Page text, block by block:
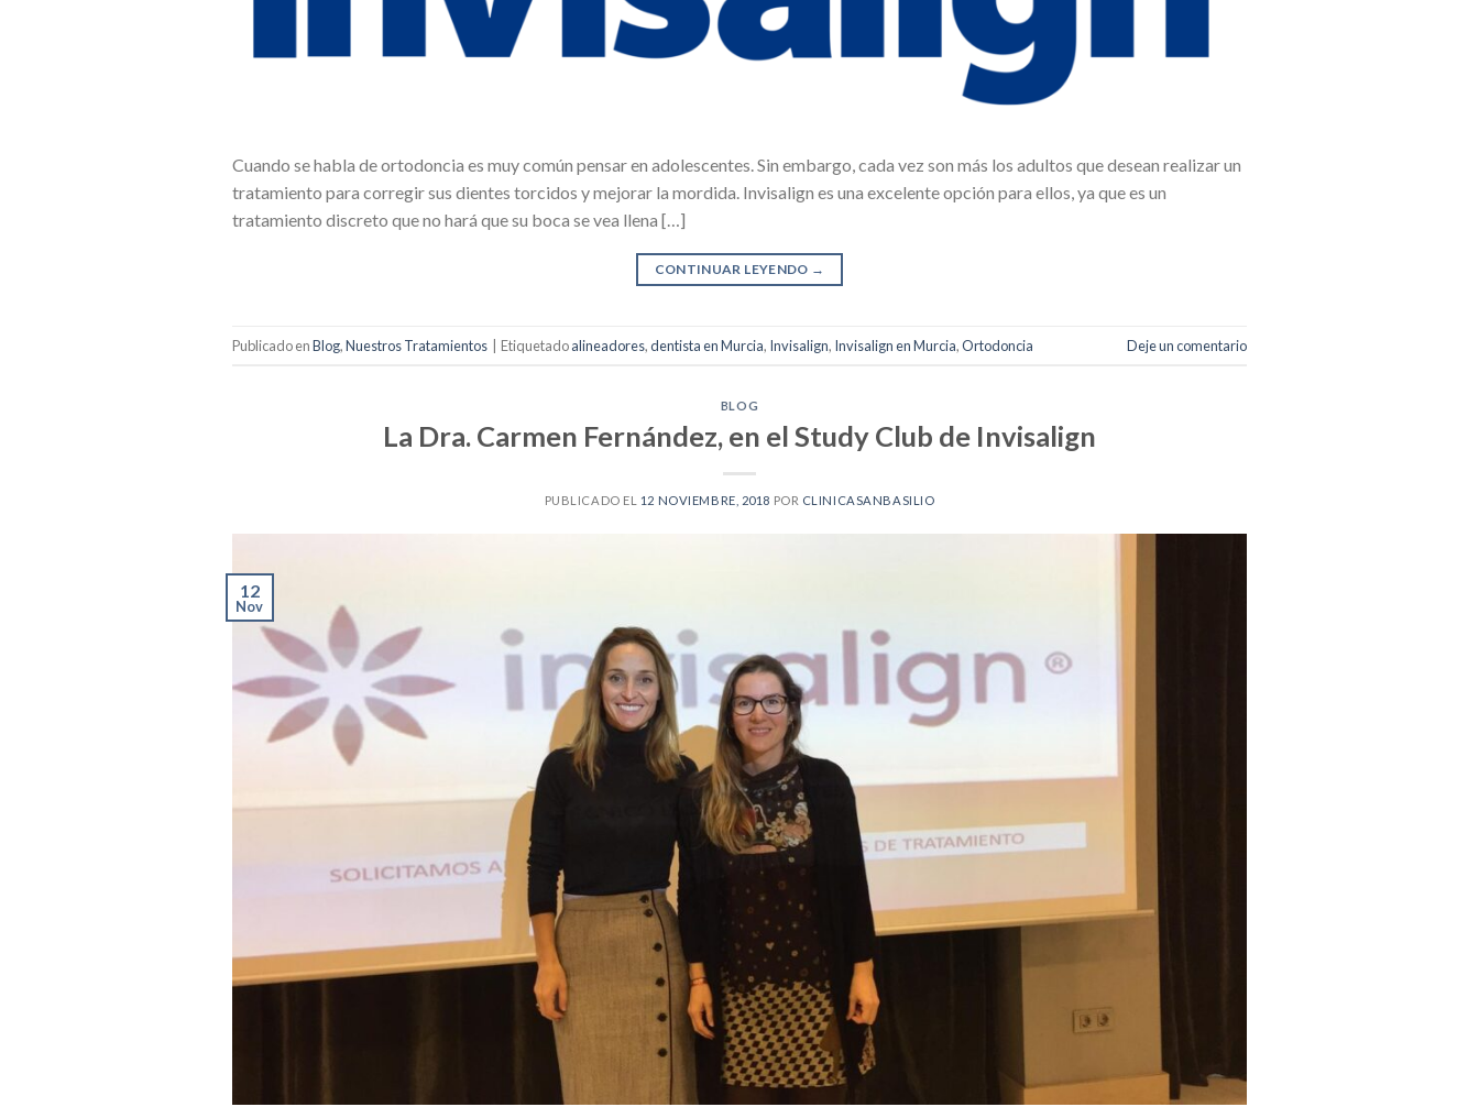
Cuando se habla de ortodoncia es muy común pensar en adolescentes. Sin embargo, cada vez son más los adultos que desean realizar un
tratamiento para corregir sus dientes torcidos y mejorar la mordida. Invisalign es una excelente opción para ellos, ya que es un
tratamiento discreto que no hará que su boca se vea llena […]
CONTINUAR LEYENDO →
Publicado enBlog,Nuestros Tratamientos Etiquetadoalineadores,dentista en Murcia, Invisalign, Invisalign en Murcia,Ortodoncia Deje un comentario
BLOG
La Dra. Carmen Fernández, en el Study Club de Invisalign
PUBLICADO EL 12 NOVIEMBRE, 2018 POR CLINICASANBASILIO
12
Nov